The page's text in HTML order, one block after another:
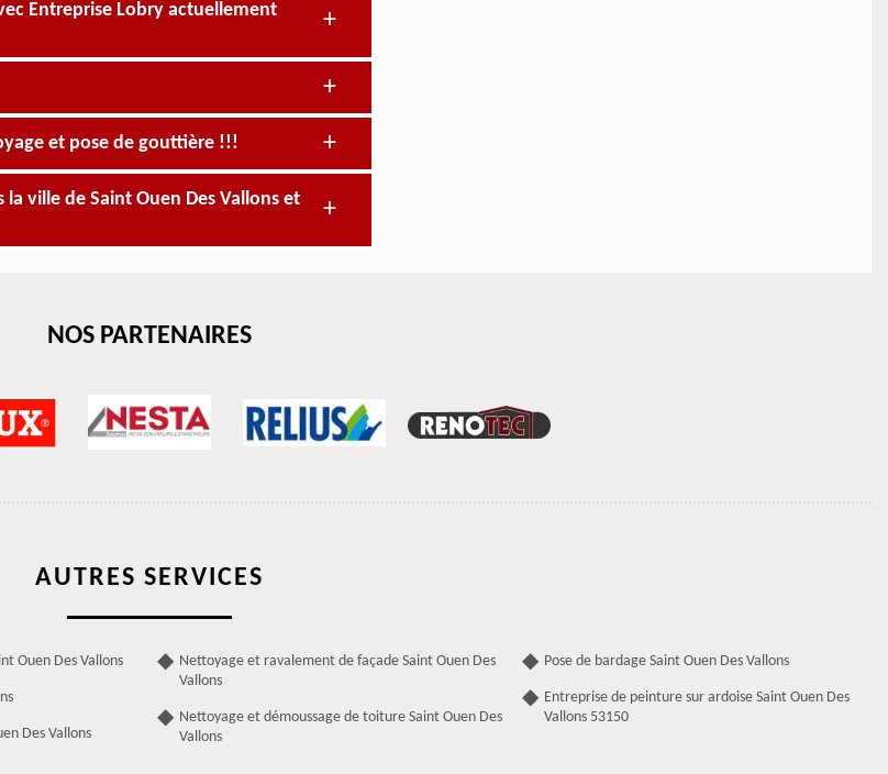
Entreprise Lobry actuellement
et pose de gouttière !!!
ville de Saint Ouen Des Vallons et
NOS PARTENAIRES
AUTRES SERVICES
Ouen Des Vallons
Des Vallons
Nettoyage et ravalement de façade Saint Ouen Des
Vallons
Nettoyage et démoussage de toiture Saint Ouen Des
Vallons
Pose de bardage Saint Ouen Des Vallons
Entreprise de peinture sur ardoise Saint Ouen Des
Vallons 53150